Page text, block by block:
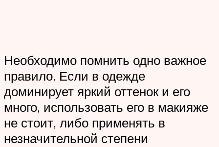
Необходимо помнить одно важное
правило. Если в одежде
доминирует яркий оттенок и его
много, использовать его в макияже
не стоит, либо применять в
незначительной степени